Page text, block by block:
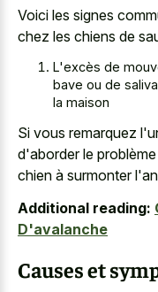
Voici les signes
chez les chiens de
L'excès de
bave ou de
la maison
Si vous remarquez
d'aborder le
chien à surmonter
Additional reading:
D'avalanche
Causes et